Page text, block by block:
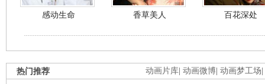
感动生命 香草美人 百花深处
动画片库 动画微博 动画梦工场
热门推荐